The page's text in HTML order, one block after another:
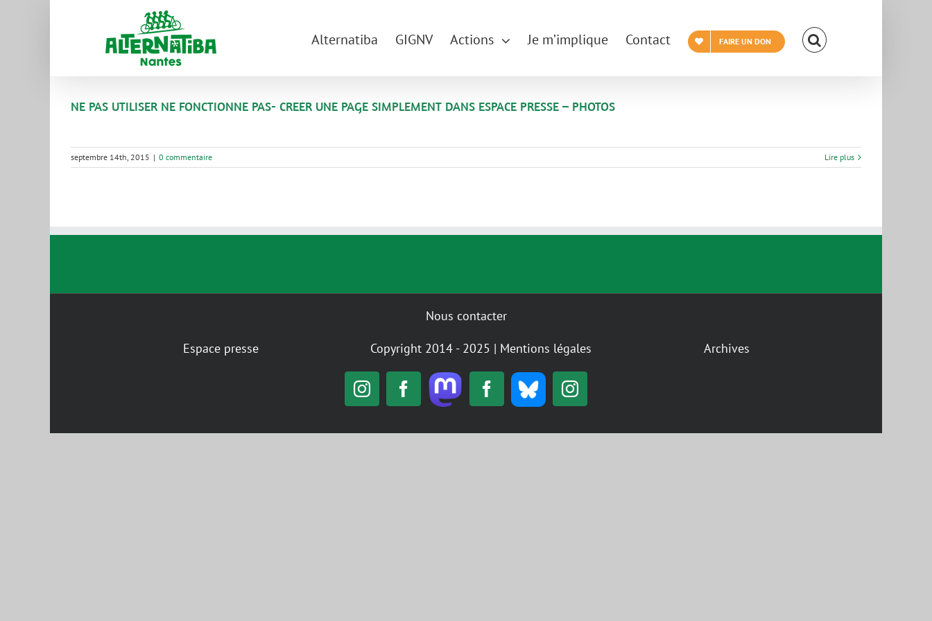
Alternatiba GIGNV Actions Je m’implique Contact FAIRE UN DON
NE PAS UTILISER NE FONCTIONNE PAS- CREER UNE PAGE SIMPLEMENT DANS ESPACE PRESSE – PHOTOS
septembre 14th, 2015 | 0 commentaire Lire plus
Nous contacter
Espace presse Copyright 2014 - 2025 | Mentions légales Archives
InstagramFacebook
Mastodon
Alternatiba
/
Facebook
Bluesky
GIGNV
Instagram